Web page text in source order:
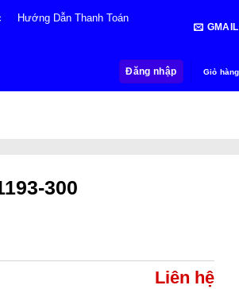
Hướng Dẫn Thanh Toán
GMAIL
Đăng nhập Giỏ hàng
300
Liên hệ